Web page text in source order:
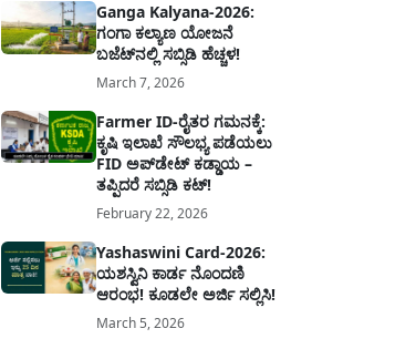
ಸಮಾಜಕ್ಕಾಗಿ ದುಡಿತಿರುತ್ತಾರೆ ಹಾಗೆಯೇ ಅವರು ತಮ್ಮ 60
ವರ್ಷಗಳ ನಂತರದ ಜೀವನವನ್ನು ನೆಮ್ಮದಿಯಿಂದ
ಕಳೆಯಬೇಕೆಂಬುದು ಪ್ರತಿಯೊಬ್ಬರ ಕನಸಾಗಿರುತ್ತದೆ ಆದ್ದರಿಂದ
ಸರ್ಕಾರವು ಹಿರಿಯ ನಾಗರಿಕರ ಗುರುತಿನ ಚೀಟಿ...
Ganga Kalyana-2026:
ಗಂಗಾ ಕಲ್ಯಾಣ ಯೋಜನೆ
ಬಜೆಟ್‌ನಲ್ಲಿ ಸಬ್ಸಿಡಿ ಹೆಚ್ಚಳ!
March 7, 2026
Farmer ID-ರೈತರ ಗಮನಕ್ಕೆ:
ಕೃಷಿ ಇಲಾಖೆ ಸೌಲಭ್ಯ ಪಡೆಯಲು
FID ಅಪ್‌ಡೇಟ್ ಕಡ್ಡಾಯ –
ತಪ್ಪಿದರೆ ಸಬ್ಸಿಡಿ ಕಟ್!
February 22, 2026
Yashaswini Card-2026:
ಯಶಸ್ವಿನಿ ಕಾರ್ಡ ನೊಂದಣಿ
ಆರಂಭ! ಕೂಡಲೇ ಅರ್ಜಿ ಸಲ್ಲಿಸಿ!
March 5, 2026